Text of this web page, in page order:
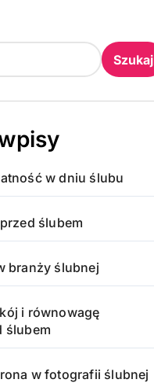
Szukaj
w dniu ślubu
ślubem
branży ślubnej
i równowagę
ślubem
w fotografii ślubnej